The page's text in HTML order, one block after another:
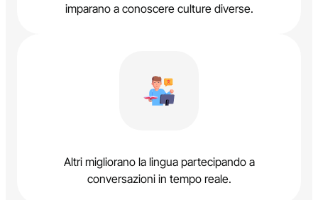
imparano a conoscere culture diverse.
Altri migliorano la lingua partecipando a
conversazioni in tempo reale.